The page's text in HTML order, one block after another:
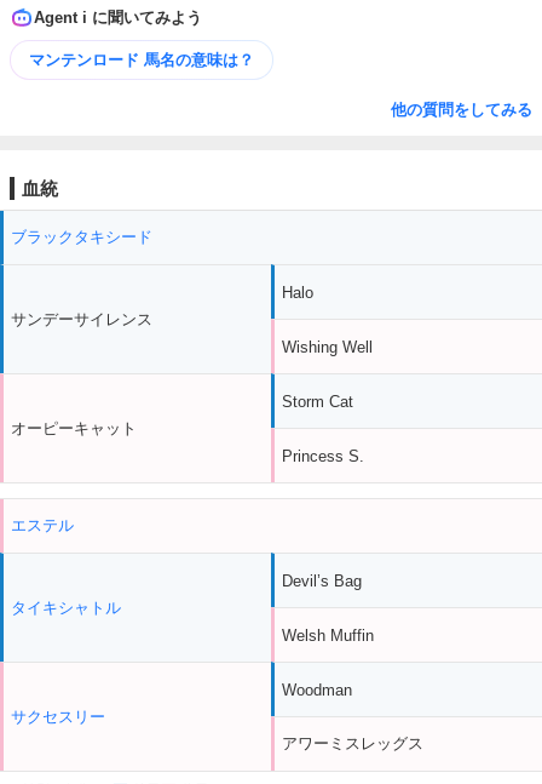
Agent i に聞いてみよう
マンテンロード 馬名の意味は？
他の質問をしてみる
血統
ブラックタキシード
サンデーサイレンス
オーピーキャット
Halo
Wishing Well
Storm Cat
Princess S.
エステル
タイキシャトル
サクセスリー
Devil’s Bag
Welsh Muffin
Woodman
アワーミスレッグス